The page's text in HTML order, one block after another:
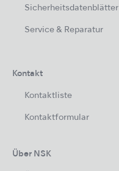
Sicherheitsdatenblätter
Service & Reparatur
Kontakt
Kontaktliste
Kontaktformular
Über NSK